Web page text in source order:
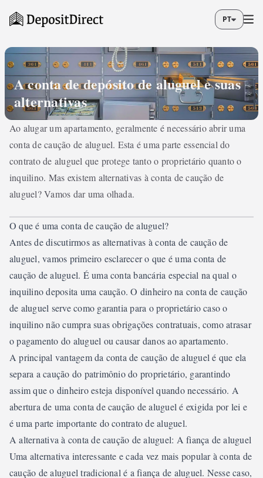
PT
A conta de depósito de aluguel e suas
alternativas
Ao alugar um apartamento, geralmente é necessário abrir uma
conta de caução de aluguel. Esta é uma parte essencial do
contrato de aluguel que protege tanto o proprietário quanto o
inquilino. Mas existem alternativas à conta de caução de
aluguel? Vamos dar uma olhada.
O que é uma conta de caução de aluguel?
Antes de discutirmos as alternativas à conta de caução de
aluguel, vamos primeiro esclarecer o que é uma conta de
caução de aluguel. É uma conta bancária especial na qual o
inquilino deposita uma caução. O dinheiro na conta de caução
de aluguel serve como garantia para o proprietário caso o
inquilino não cumpra suas obrigações contratuais, como atrasar
o pagamento do aluguel ou causar danos ao apartamento.
A principal vantagem da conta de caução de aluguel é que ela
separa a caução do patrimônio do proprietário, garantindo
assim que o dinheiro esteja disponível quando necessário. A
abertura de uma conta de caução de aluguel é exigida por lei e
é uma parte importante do contrato de aluguel.
A alternativa à conta de caução de aluguel: A fiança de aluguel
Uma alternativa interessante e cada vez mais popular à conta de
caução de aluguel tradicional é a fiança de aluguel. Nesse caso,